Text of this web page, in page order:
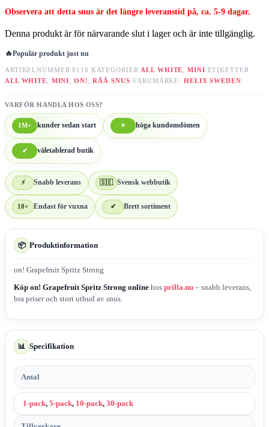
Observera att detta snus är det längre leveranstid på, ca. 5-9 dagar.
Denna produkt är för närvarande slut i lager och är inte tillgänglig.
🔥Populär produkt just nu
ARTIKELNUMMER9116 KATEGORIER ALL WHITE ,MINI ETIKETTER
ALL WHITE
MINI ON! ,RÅÅ SNUS VARUMÄRKE:HELIX SWEDEN
VARFÖR HANDLA HOS OSS?
1M+ kunder sedan start ⭐ höga kundomdömen
✔ väletablerad butik
⚡ Snabb leverans 🇸🇪 Svensk webbutik
18+ Endast för vuxna ✔ Brett sortiment
📦 Produktinformation
on! Grapefruit Spritz Strong
Köp on! Grapefruit Spritz Strong online hos prilla.nu – snabb leverans,
bra priser och stort utbud av snus.
📊 Specifikation
Antal
1-pack, 5-pack, 10-pack, 30-pack